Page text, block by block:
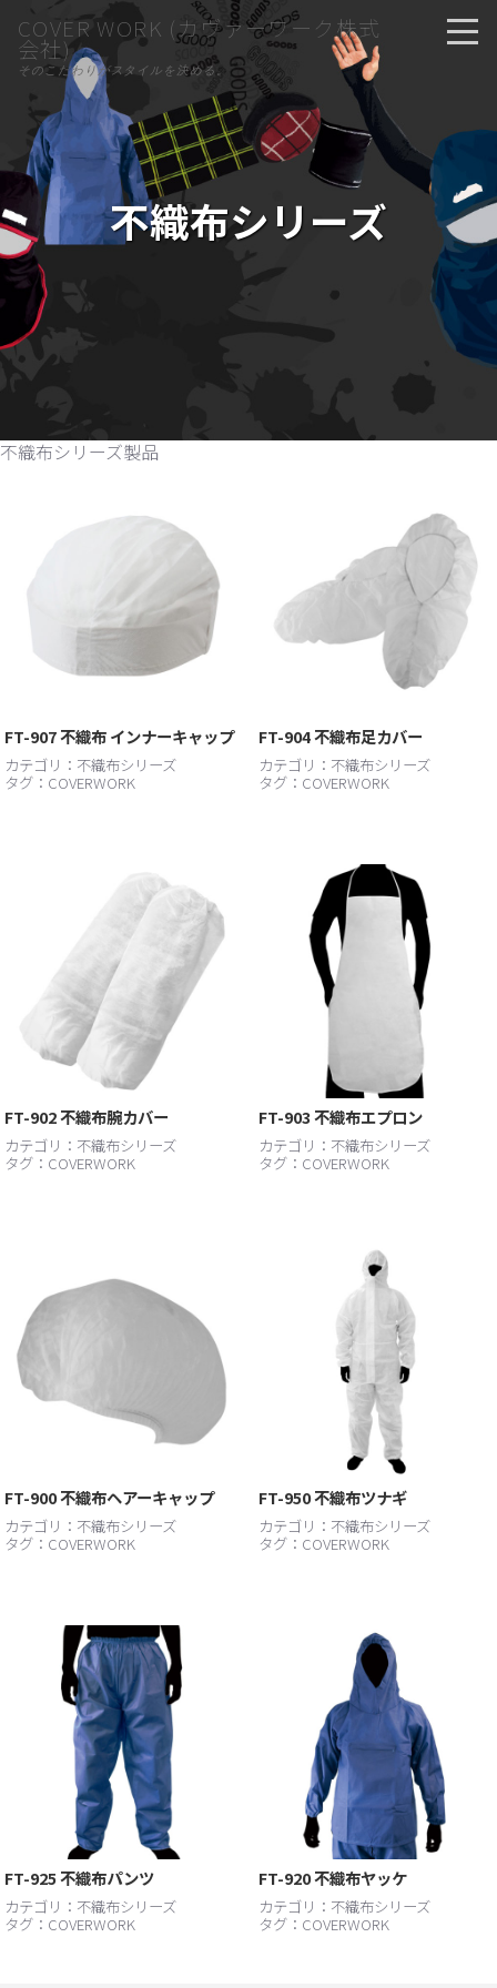
COVER WORK (カヴァーワーク株式
会社)
そのこだわりがスタイルを決める。
不織布シリーズ
不織布シリーズ製品
FT-907 不織布 インナーキャップ
カテゴリ： 不織布シリーズ
タグ： COVERWORK
FT-904 不織布足カバー
カテゴリ： 不織布シリーズ
タグ： COVERWORK
FT-902 不織布腕カバー
カテゴリ： 不織布シリーズ
タグ： COVERWORK
FT-903 不織布エプロン
カテゴリ： 不織布シリーズ
タグ： COVERWORK
FT-900 不織布ヘアーキャップ
カテゴリ： 不織布シリーズ
タグ： COVERWORK
FT-950 不織布ツナギ
カテゴリ： 不織布シリーズ
タグ： COVERWORK
FT-925 不織布パンツ
カテゴリ： 不織布シリーズ
タグ： COVERWORK
FT-920 不織布ヤッケ
カテゴリ： 不織布シリーズ
タグ： COVERWORK